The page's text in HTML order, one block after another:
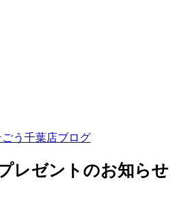
う千葉店ブログ
レゼントのお知らせ